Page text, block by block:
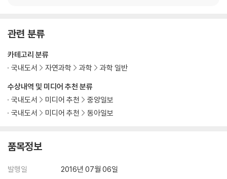
카오스의 아름다움
춤, 운동, 상대론, 양자역학
빛의 희로애락
기계가 거부하는 날
자유의지의 물리학
상상력을 상상하며
후기
관련 분류
수상내역 및 미디어 추천 분류
국내도서
미디어 추천
중앙일보
국내도서
미디어 추천 동아일보
카테고리 분류
국내도서
자연과학 과학 과학 일반
품목정보
발행일
2016년 07월 06일